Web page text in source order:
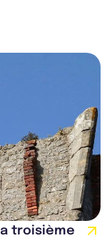
d...
troisième